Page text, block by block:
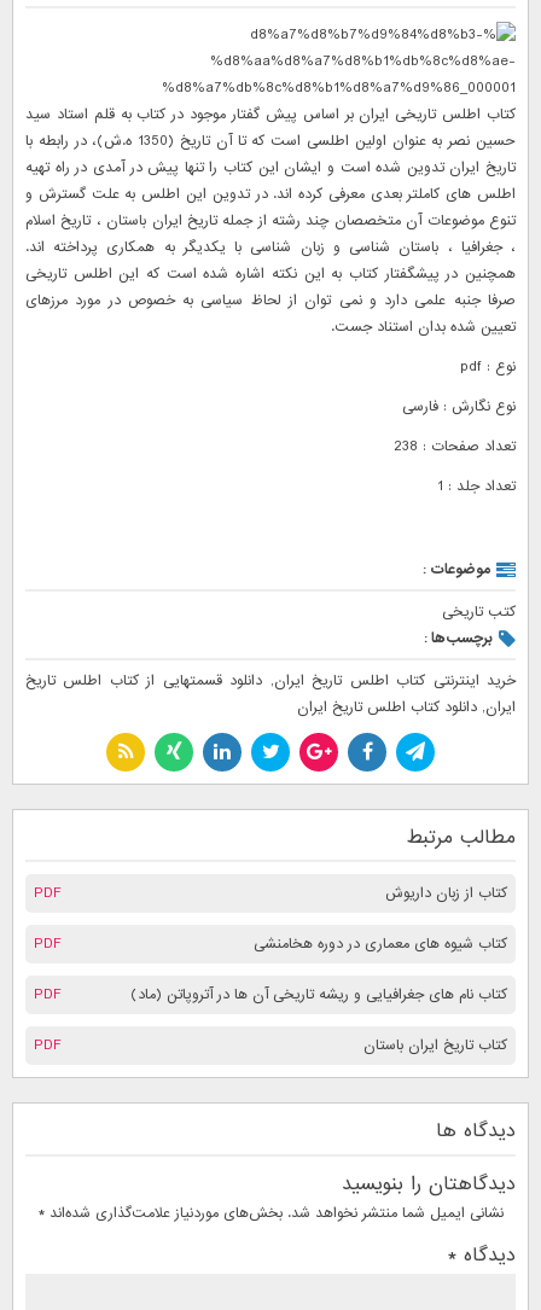
کتاب اطلس تاریخی ایران بر اساس پیش گفتار موجود در کتاب به قلم استاد سید
حسین نصر به عنوان اولین اطلسی است که تا آن تاریخ (1350 ه.ش)، در رابطه با
تاریخ ایران تدوین شده است و ایشان این کتاب را تنها پیش در آمدی در راه تهیه
اطلس های کاملتر بعدی معرفی کرده اند. در تدوین این اطلس به علت گسترش و
تنوع موضوعات آن متخصصان چند رشته از جمله تاریخ ایران باستان ، تاریخ اسلام
، جغرافیا ، باستان شناسی و زبان شناسی با یکدیگر به همکاری پرداخته اند.
همچنین در پیشگفتار کتاب به این نکته اشاره شده است که این اطلس تاریخی
صرفا جنبه علمی دارد و نمی توان از لحاظ سیاسی به خصوص در مورد مرزهای
تعیین شده بدان استناد جست.
نوع : pdf
نوع نگارش : فارسی
تعداد صفحات : 238
تعداد جلد : 1
موضوعات :
کتب تاریخی
برچسب‌ها :
خرید اینترنتی کتاب اطلس تاریخ ایران, دانلود قسمتهایی از کتاب اطلس تاریخ
ایران, دانلود کتاب اطلس تاریخ ایران
مطالب مرتبط
PDF کتاب از زبان داریوش
PDF کتاب شیوه های معماری در دوره هخامنشی
PDF کتاب نام های جغرافیایی و ریشه تاریخی آن ها در آتروپاتن (ماد)
PDF کتاب تاریخ ایران باستان
دیدگاه ها
دیدگاهتان را بنویسید
نشانی ایمیل شما منتشر نخواهد شد. بخش‌های موردنیاز علامت‌گذاری شده‌اند*
دیدگاه *